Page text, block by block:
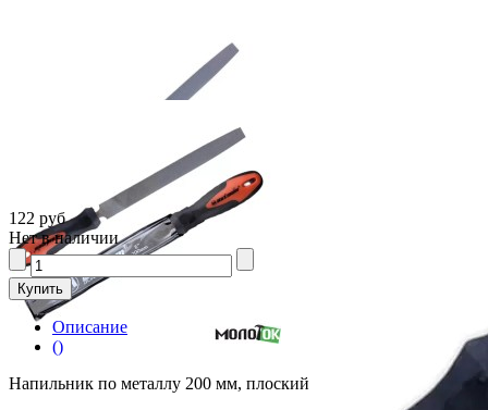
122 руб
Нет в наличии
Описание
()
Напильник по металлу 200 мм, плоский